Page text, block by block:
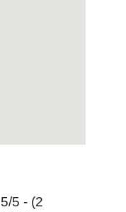
5/5 - (2